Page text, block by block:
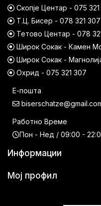
Скопје Центар - 075 321
Т.Ц. Бисер - 078 321 307
Тетово Центар - 078
Широк Сокак - Камен
Широк Сокак -
Охрид - 075 321 307
Е-пошта
Работно Време
Пон - Нед / 09:00 -
Информации
Мој профил